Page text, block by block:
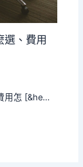
選、費用
用怎 [&he...